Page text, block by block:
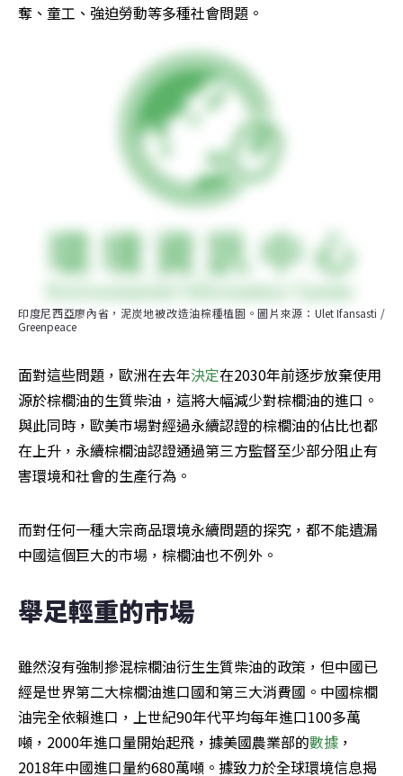
奪、童工、強迫勞動等多種社會問題。
印度尼西亞廖內省，泥炭地被改造油棕種植園。圖片來源：Ulet Ifansasti /
Greenpeace
面對這些問題，歐洲在去年決定在2030年前逐步放棄使用
源於棕櫚油的生質柴油，這將大幅減少對棕櫚油的進口。
與此同時，歐美市場對經過永續認證的棕櫚油的佔比也都
在上升，永續棕櫚油認證通過第三方監督至少部分阻止有
害環境和社會的生產行為。
而對任何一種大宗商品環境永續問題的探究，都不能遺漏
中國這個巨大的市場，棕櫚油也不例外。
舉足輕重的市場
雖然沒有強制摻混棕櫚油衍生生質柴油的政策，但中國已
經是世界第二大棕櫚油進口國和第三大消費國。中國棕櫚
油完全依賴進口，上世紀90年代平均每年進口100多萬
噸，2000年進口量開始起飛，據美國農業部的數據 ，
2018年中國進口量約680萬噸。據致力於全球環境信息揭